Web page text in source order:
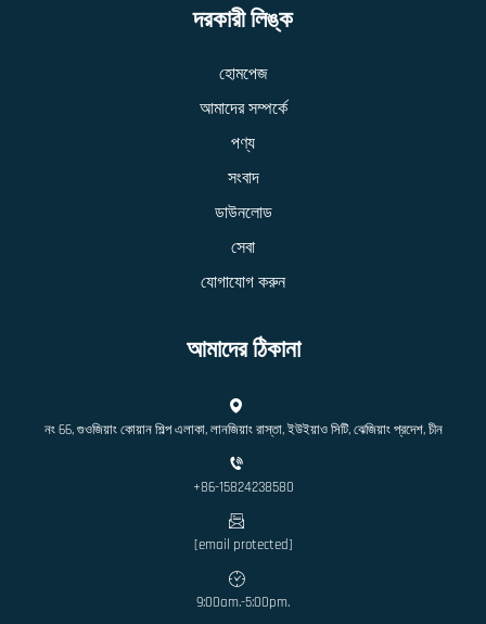
দরকারী লিঙ্ক
হোমপেজ
আমাদের সম্পর্কে
পণ্য
সংবাদ
ডাউনলোড
সেবা
যোগাযোগ করুন
আমাদের ঠিকানা
নং 66, গুওজিয়াং কোয়ান শিল্প এলাকা, লানজিয়াং রাস্তা, ইউইয়াও সিটি, ঝেজিয়াং প্রদেশ, চীন
+86-15824238580
[email protected]
9:00am.-5:00pm.